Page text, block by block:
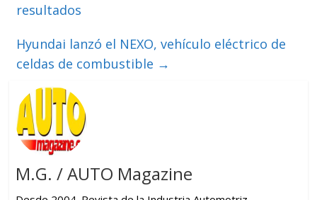
resultados
Hyundai lanzó el NEXO, vehículo eléctrico de
celdas de combustible →
M.G. / AUTO Magazine